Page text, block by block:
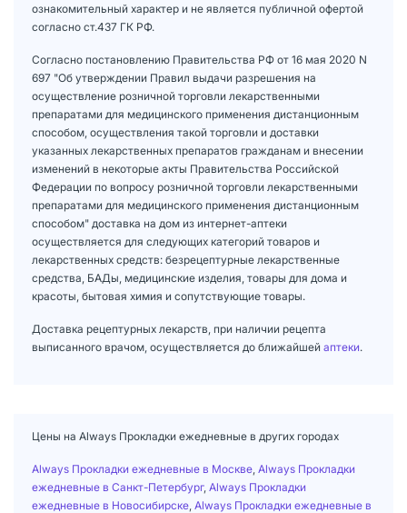
ознакомительный характер и не является публичной офертой
согласно ст.437 ГК РФ.
Согласно постановлению Правительства РФ от 16 мая 2020 N
697 "Об утверждении Правил выдачи разрешения на
осуществление розничной торговли лекарственными
препаратами для медицинского применения дистанционным
способом, осуществления такой торговли и доставки
указанных лекарственных препаратов гражданам и внесении
изменений в некоторые акты Правительства Российской
Федерации по вопросу розничной торговли лекарственными
препаратами для медицинского применения дистанционным
способом" доставка на дом из интернет-аптеки
осуществляется для следующих категорий товаров и
лекарственных средств: безрецептурные лекарственные
средства, БАДы, медицинские изделия, товары для дома и
красоты, бытовая химия и сопутствующие товары.
Доставка рецептурных лекарств, при наличии рецепта
выписанного врачом, осуществляется до ближайшей аптеки.
Цены на Always Прокладки ежедневные в других городах
Always Прокладки ежедневные в Москве Always Прокладки
ежедневные в Санкт-Петербург, Always Прокладки
ежедневные в Новосибирске Always Прокладки ежедневные в